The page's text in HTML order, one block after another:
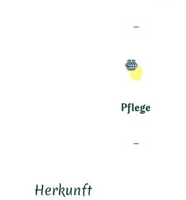
–
Pflege
–
Herkunft